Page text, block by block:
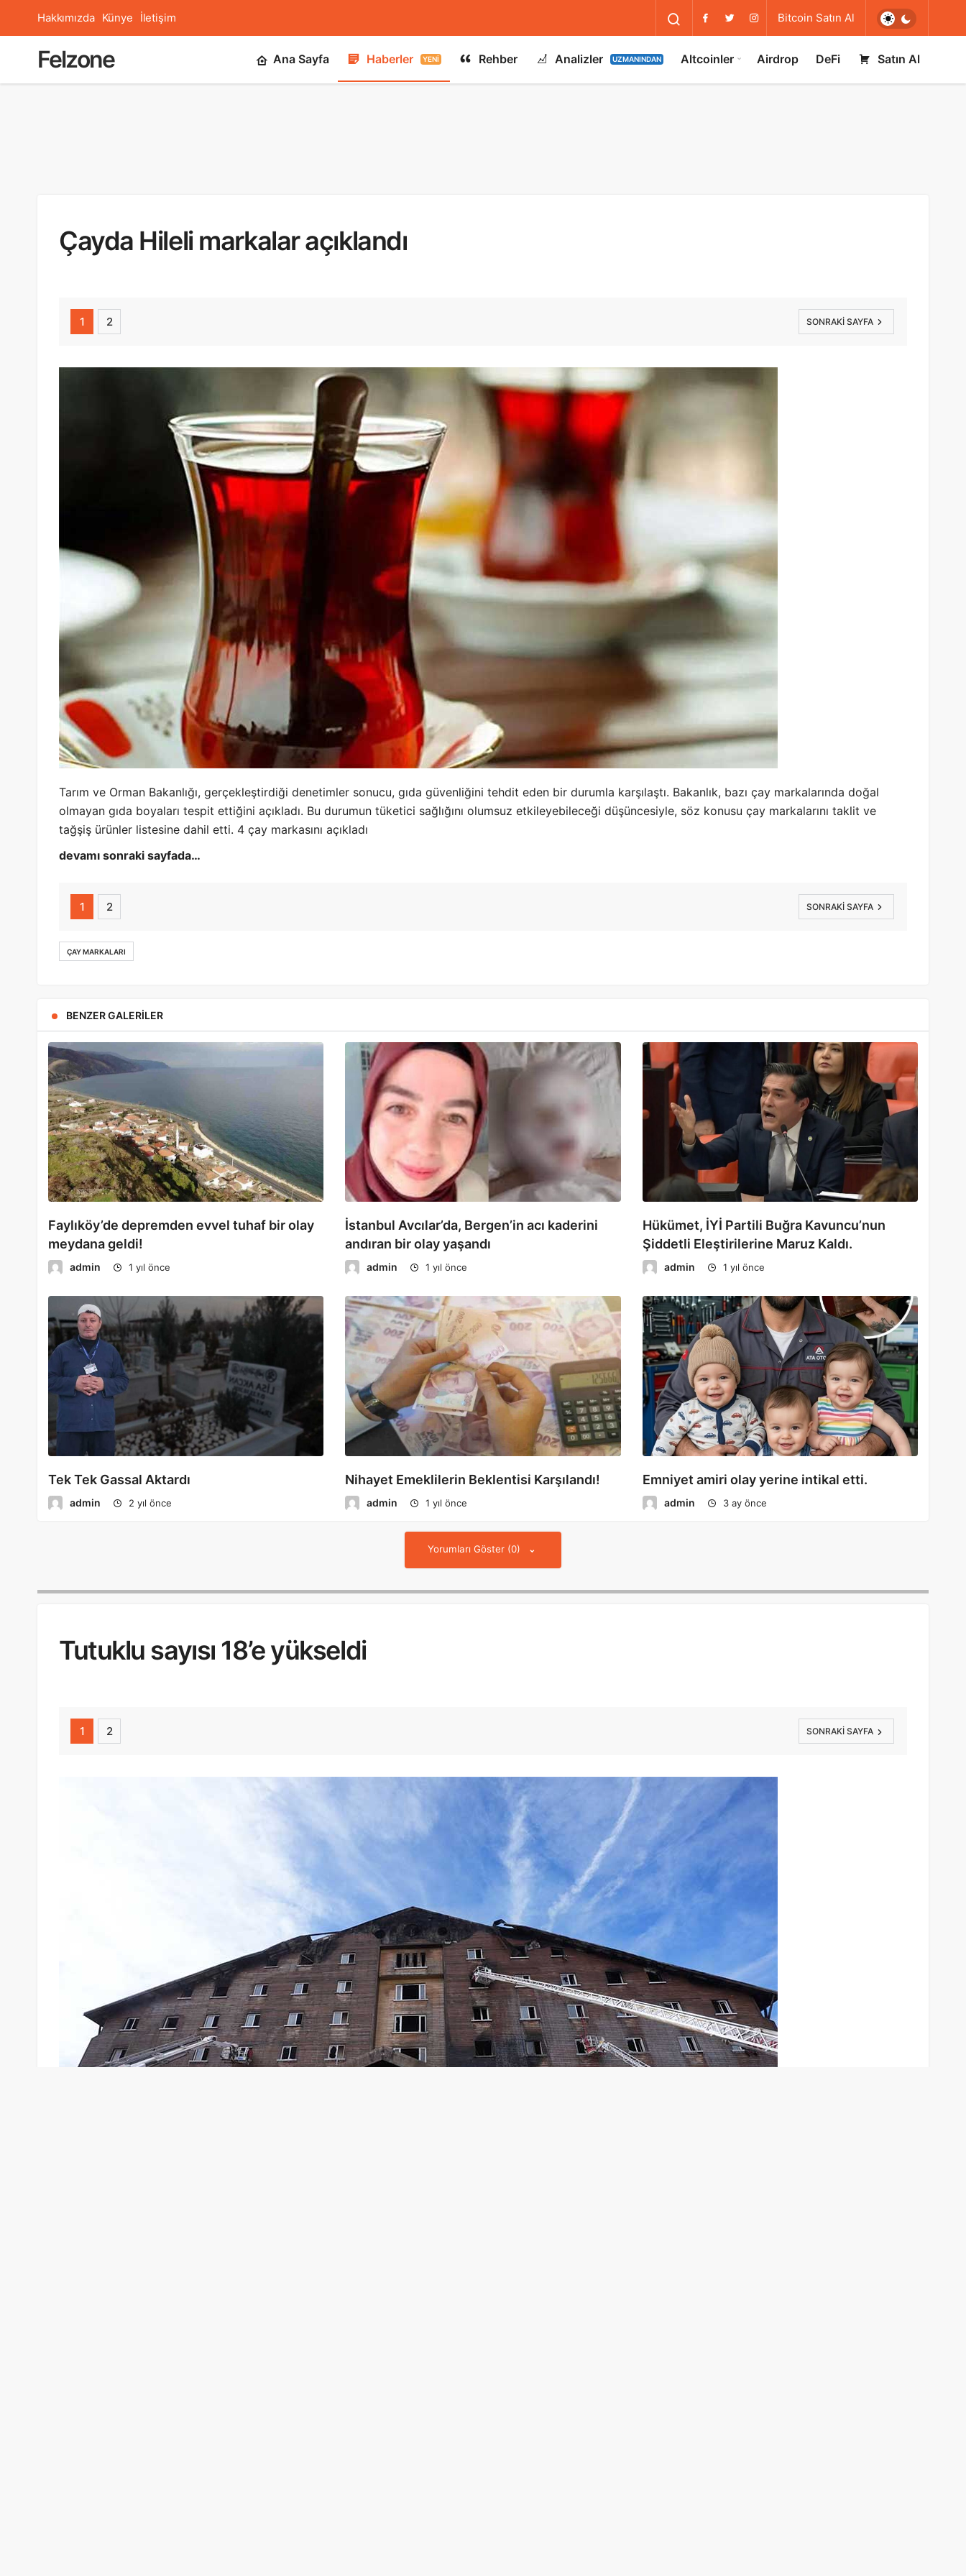
Hakkımızda Künye İletişim Bitcoin Satın Al
Felzone Ana Sayfa Haberler YENI Rehber Analizler UZMANINDAN Altcoinler Airdrop DeFi Satın Al
Çayda Hileli markalar açıklandı
1 2 SONRAKI SAYFA
Tarım ve Orman Bakanlığı, gerçekleştirdiği denetimler sonucu, gıda güvenliğini tehdit eden bir durumla karşılaştı. Bakanlık, bazı çay markalarında doğal
olmayan gıda boyaları tespit ettiğini açıkladı. Bu durumun tüketici sağlığını olumsuz etkileyebileceği düşüncesiyle, söz konusu çay markalarını taklit ve
tağşiş ürünler listesine dahil etti. 4 çay markasını açıkladı
devamı sonraki sayfada…
1 2 SONRAKI SAYFA
ÇAY MARKALARI
BENZER GALERILER
Faylıköy’de depremden evvel tuhaf bir olay
meydana geldi!
admin 1 yıl önce
İstanbul Avcılar’da, Bergen’in acı kaderini
andıran bir olay yaşandı
admin 1 yıl önce
Hükümet, İYİ Partili Buğra Kavuncu’nun
Şiddetli Eleştirilerine Maruz Kaldı.
admin 1 yıl önce
Tek Tek Gassal Aktardı
admin 2 yıl önce
Nihayet Emeklilerin Beklentisi Karşılandı!
admin 1 yıl önce
Emniyet amiri olay yerine intikal etti.
admin 3 ay önce
Yorumları Göster (0)
Tutuklu sayısı 18’e yükseldi
1 2 SONRAKI SAYFA